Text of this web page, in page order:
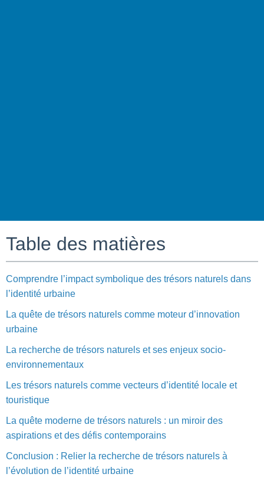
Table des matières
Comprendre l’impact symbolique des trésors naturels dans
l’identité urbaine
La quête de trésors naturels comme moteur d’innovation
urbaine
La recherche de trésors naturels et ses enjeux socio-
environnementaux
Les trésors naturels comme vecteurs d’identité locale et
touristique
La quête moderne de trésors naturels : un miroir des
aspirations et des défis contemporains
Conclusion : Relier la recherche de trésors naturels à
l’évolution de l’identité urbaine